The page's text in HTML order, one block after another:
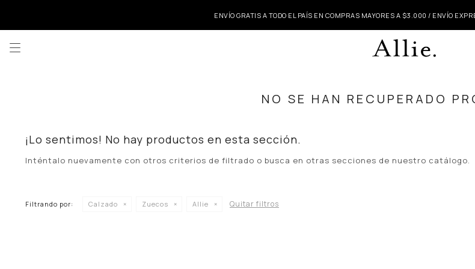
ENVÍO GRATIS A TODO EL PAÍS EN COMPRAS MAYORES A $3.000 / ENVÍO

NO SE HAN RECUPERADO
¡Lo sentimos! No hay productos en esta sección.
Inténtalo nuevamente con otros criterios de filtrado o busca en otras secciones de nuestro catálogo.
Filtrando por: Calzado Zuecos Allie Quitar filtros